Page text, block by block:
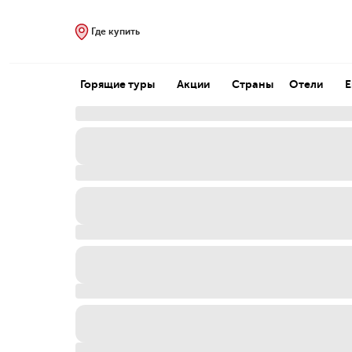
Где купить
Горящие туры Акции Страны Отели